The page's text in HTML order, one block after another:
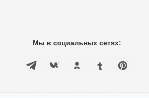
Мы в социальных сетях: